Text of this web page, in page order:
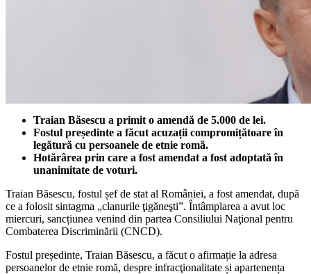
Traian Băsescu a primit o amendă de 5.000 de lei.
Fostul președinte a făcut acuzații compromițătoare în
legătură cu persoanele de etnie romă.
Hotărârea prin care a fost amendat a fost adoptată în
unanimitate de voturi.
Traian Băsescu, fostul șef de stat al României, a fost amendat, după
ce a folosit sintagma „clanurile ţigăneşti”. Întâmplarea a avut loc
miercuri, sancțiunea venind din partea Consiliului Naţional pentru
Combaterea Discriminării (CNCD).
Fostul președinte, Traian Băsescu, a făcut o afirmație la adresa
persoanelor de etnie romă, despre infracţionalitate și apartenența